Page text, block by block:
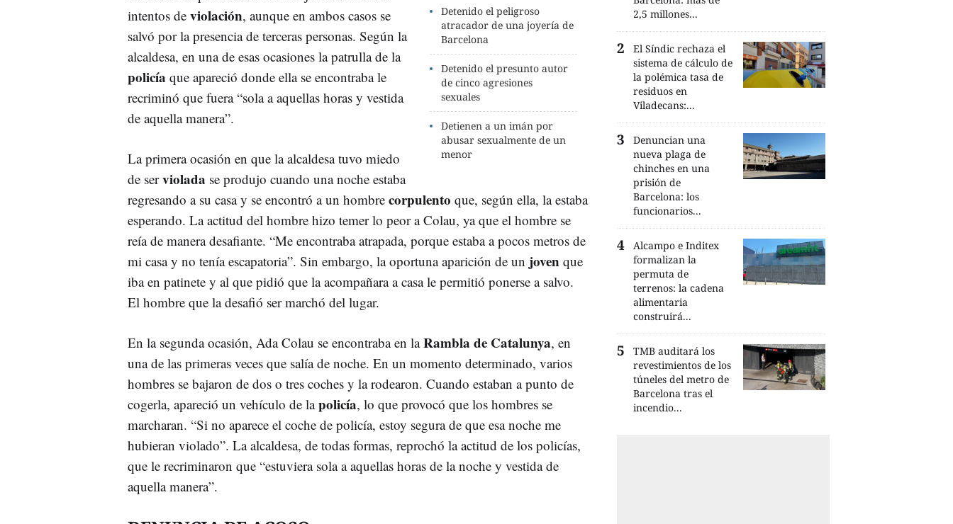
Detenido el peligroso
atracador de una joyería de
Barcelona
Detenido el presunto autor
de cinco agresiones
sexuales
Detienen a un imán por
abusar sexualmente de un
menor
intentos de violación, aunque en ambos casos se
salvó por la presencia de terceras personas. Según la
alcaldesa, en una de esas ocasiones la patrulla de la
policía que apareció donde ella se encontraba le
recriminó que fuera “sola a aquellas horas y vestida
de aquella manera”.
La primera ocasión en que la alcaldesa tuvo miedo
de serviolada se produjo cuando una noche estaba
regresando a su casa y se encontró a un hombre corpulento que, según ella, la estaba
esperando. La actitud del hombre hizo temer lo peor a Colau, ya que el hombre se
reía de manera desafiante. “Me encontraba atrapada, porque estaba a pocos metros de
mi casa y no tenía escapatoria”. Sin embargo, la oportuna aparición de un joven que
iba en patinete y al que pidió que la acompañara a casa le permitió ponerse a salvo.
El hombre que la desafió ser marchó del lugar.
En la segunda ocasión, Ada Colau se encontraba en laRambla de Catalunya, en
una de las primeras veces que salía de noche. En un momento determinado, varios
hombres se bajaron de dos o tres coches y la rodearon. Cuando estaban a punto de
cogerla, apareció un vehículo de lapolicía, lo que provocó que los hombres se
marcharan. “Si no aparece el coche de policía, estoy segura de que esa noche me
hubieran violado”. La alcaldesa, de todas formas, reprochó la actitud de los policías,
que le recriminaron que “estuviera sola a aquellas horas de la noche y vestida de
aquella manera”.
2,5 millones...
El Síndic rechaza el
sistema de cálculo de
la polémica tasa de
residuos en
Viladecans:...
Denuncian una
nueva plaga de
chinches en una
prisión de
Barcelona: los
funcionarios...
Alcampo e Inditex
formalizan la
permuta de
terrenos: la cadena
alimentaria
construirá...
TMB auditará los
revestimientos de los
túneles del metro de
Barcelona tras el
incendio...